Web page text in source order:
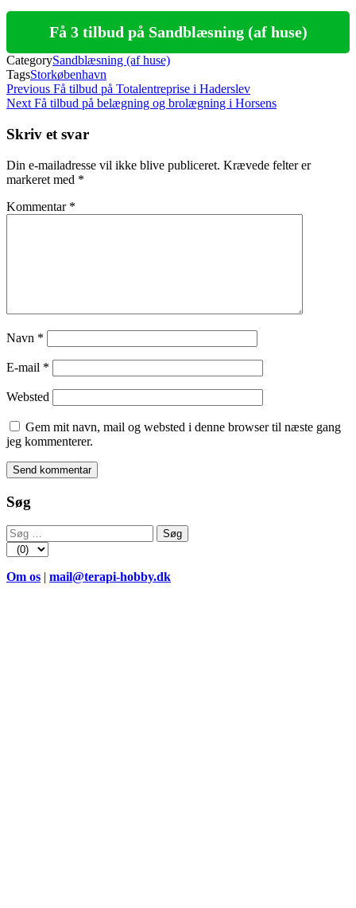
Få 3 tilbud på Sandblæsning (af huse)
CategorySandblæsning (af huse)
TagsStorkøbenhavn
Indlægsnavigation
Previous
Post
Previous Få tilbud på Totalentreprise i Haderslev
Next
Next Få tilbud på belægning og brolægning i Horsens
Skriv et svar
Din e-mailadresse vil ikke blive publiceret. Krævede felter er
markeret med *
Kommentar *
Navn *
E-mail *
Websted
Gem mit navn, mail og websted i denne browser til næste gang
jeg kommenterer.
Søg
Søg
efter:
Om os | mail@terapi-hobby.dk